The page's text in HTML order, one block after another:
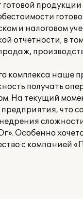
готовой
и налоговом
отчетности, в
комплекса
получать
На текущий
что
Особенно
с компанией